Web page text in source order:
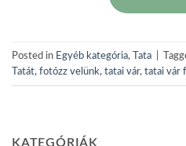
Posted in Egyéb kategória, Tata
Tatát, fotózz velünk, tatai vár, tatai vár
KATEGÓRIÁK